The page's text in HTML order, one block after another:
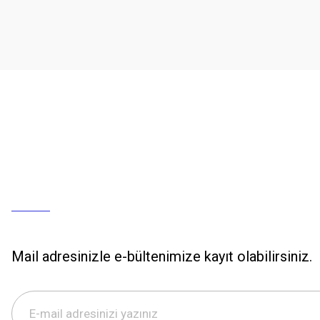
Mail adresinizle e-bültenimize kayıt olabilirsiniz.